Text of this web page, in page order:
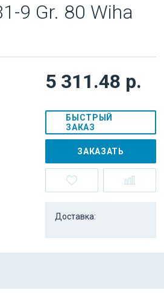
9 Gr. 80 Wiha
5 311.48 р.
БЫСТРЫЙ
ЗАКАЗ
ЗАКАЗАТЬ
Доставка: